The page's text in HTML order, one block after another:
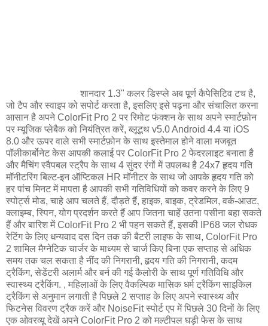
शानदार 1.3" कलर डिस्प्ले अब पूर्ण कैपेसिटिव टच है,
जो टैप और स्वाइप को सपोर्ट करता है, इसलिए इसे पढ़ना और संचालित करना
आसान है अपने ColorFit Pro 2 पर रिमोट फंक्शन के साथ अपने स्मार्टफ़ोन
पर म्यूजिक प्लेबैक को नियंत्रित करें, ब्लूटूथ v5.0 Android 4.4 या iOS
8.0 और ऊपर वाले सभी स्मार्टफ़ोन के साथ इस्तेमाल होने वाला मजबूत
पॉलीकार्बोनेट केस आपकी कलाई पर ColorFit Pro 2 फेदरलाइट बनाता है
और मैचिंग स्वैपबल स्ट्रैप के साथ 4 सुंदर रंगों में उपलब्ध है 24x7 हृदय गति
मॉनीटरिंग बिल्ट-इन ऑप्टिकल HR मॉनीटर के साथ जो आपके हृदय गति को
हर पांच मिनट में मापता है आपकी सभी गतिविधियों को कवर करने के लिए 9
स्पोर्ट्स मोड, चाहे आप चलते हैं, दौड़ते हैं, हाइक, बाइक, ट्रेडमिल, वर्क-आउट,
क्लाइम्ब, स्पिन, योग प्रदर्शन करते हैं आप जितना चाहें उतना पसीना बहा सकते
हैं और बारिश में ColorFit Pro 2 भी पहन सकते हैं, इसकी IP68 जल रोधक
रेटिंग के लिए धन्यवाद दस दिन तक की बैटरी लाइफ के साथ, ColorFit Pro
2 शामिल मैग्नेटिक चार्जर के माध्यम से चार्ज किए बिना एक सप्ताह से अधिक
समय तक चल सकता है नींद की निगरानी, हृदय गति की निगरानी, कदम
ट्रैकिंग, सेडेंटरी अलार्म और बर्न की गई कैलोरी के साथ पूर्ण गतिविधि और
स्वास्थ्य ट्रैकिंग. , महिलाओं के लिए वैकल्पिक मासिक धर्म ट्रैकिंग साइकिल
ट्रैकिंग से अनुमान लगाती है पिछले 2 सप्ताह के लिए अपने स्वास्थ्य और
फिटनेस विवरण ट्रैक करें और NoiseFit स्पोर्ट एप में पिछले 30 दिनों के लिए
एक ओवरव्यू देखें अपने ColorFit Pro 2 को मल्टीपल घड़ी फेस के साथ